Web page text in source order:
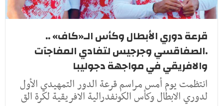
قرعة دوري الأبطال وكأس الـ«كاف» ..
.الصفاقسي وجرجيس لتفادي المفاجآت
والافريقي في مواجهة دجوليبا
انتظمت يوم أمس مراسم قرعة الدور التمهيدي الأول
لدوري الابطال وكأس الكونفدرالية الافريقية لكرة الق